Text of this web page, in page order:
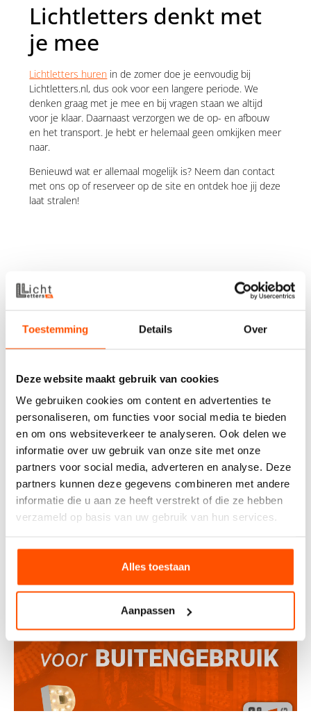
Toestemming Details Over
Deze website maakt gebruik van cookies
We gebruiken cookies om content en advertenties te
personaliseren, om functies voor social media te bieden
en om ons websiteverkeer te analyseren. Ook delen we
informatie over uw gebruik van onze site met onze
partners voor social media, adverteren en analyse. Deze
partners kunnen deze gegevens combineren met andere
informatie die u aan ze heeft verstrekt of die ze hebben
verzameld op basis van uw gebruik van hun services.
Alles toestaan
Aanpassen
Lichtletters denkt met
je mee
Lichtletters huren in de zomer doe je eenvoudig bij
Lichtletters.nl, dus ook voor een langere periode. We
denken graag met je mee en bij vragen staan we altijd
voor je klaar. Daarnaast verzorgen we de op- en afbouw
en het transport. Je hebt er helemaal geen omkijken meer
naar.
Benieuwd wat er allemaal mogelijk is? Neem dan contact
met ons op of reserveer op de site en ontdek hoe jij deze
laat stralen!
Relevante blogs
De verschillen tussen zelf afhalen of laten bezorgen